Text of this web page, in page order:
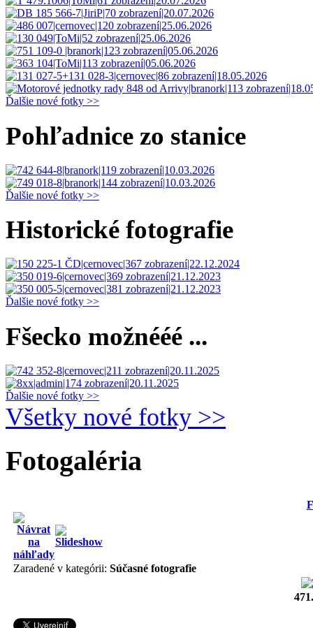
Ďalšie nové fotky >>
Pohľadnice zo stanice
Ďalšie nové fotky >>
Historické fotografie
Ďalšie nové fotky >>
Fšecko možnééé ...
Ďalšie nové fotky >>
Všetky nové fotky >>
Fotogaléria
Zaradené v kategórii: Súčasné fotografie